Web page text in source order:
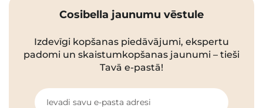
Cosibella jaunumu vēstule
Izdevīgi kopšanas piedāvājumi, ekspertu
padomi un skaistumkopšanas jaunumi – tieši
Tavā e-pastā!
Ievadi savu e-pasta adresi